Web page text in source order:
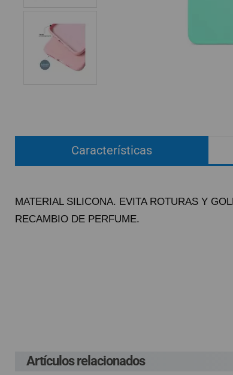
FUNDAS
CRISTAL TEMPLADO
HIDROGEL APOKIN
SOLICITAR REPARACIÓN
NOVEDADES
HORARIO de TIENDA:
Lunes a Viernes 09:30h a 20:00h
Características
MATERIAL SILICONA. EVITA ROTURAS Y
RECAMBIO DE PERFUME.
Artículos relacionados